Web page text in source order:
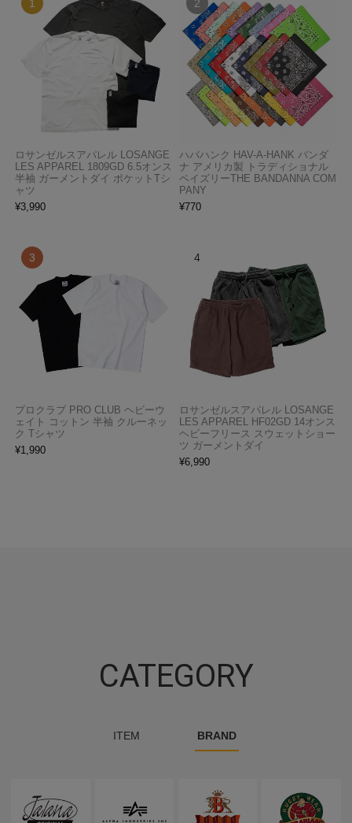
ロサンゼルスアパレル LOSANGE
LES APPAREL 1809GD 6.5オンス
半袖 ガーメントダイ ポケットTシ
ャツ
¥3,990
ハバハンク HAV-A-HANK バンダ
ナ アメリカ製 トラディショナル
ペイズリーTHE BANDANNA COM
PANY
¥770
プロクラブ PRO CLUB ヘビーウ
ェイト コットン 半袖 クルーネッ
ク Tシャツ
¥1,990
ロサンゼルスアパレル LOSANGE
LES APPAREL HF02GD 14オンス
ヘビーフリース スウェットショー
ツ ガーメントダイ
¥6,990
CATEGORY
ITEM BRAND